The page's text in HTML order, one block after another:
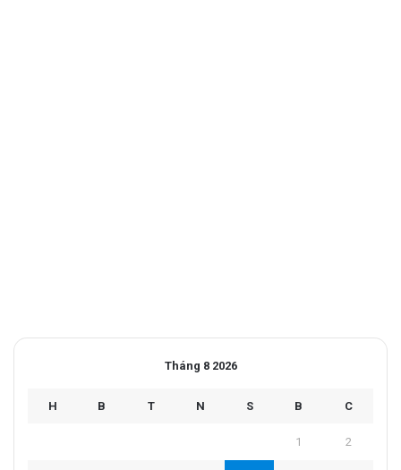
Tháng 8 2026
H B T N S B C
1 2